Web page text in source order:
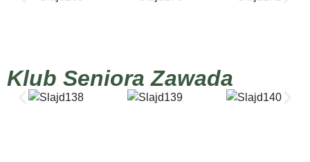
Klub Seniora Zawada